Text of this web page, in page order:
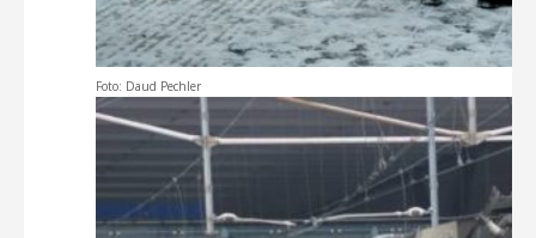
Foto: Daud Pechler